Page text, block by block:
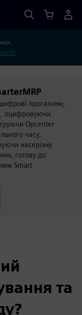
прогалини,
оцифровуючи
Opcenter
часу,
наскрізну
готову до
Smart
та